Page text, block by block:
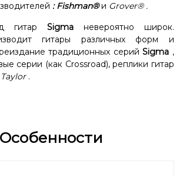
:Fishman® и Grover® .
гитар Sigma невероятно широк.
гитары различных форм и
традиционных серийSigma ,
серии (как Crossroad), реплики гитар
Taylor.
Особенности